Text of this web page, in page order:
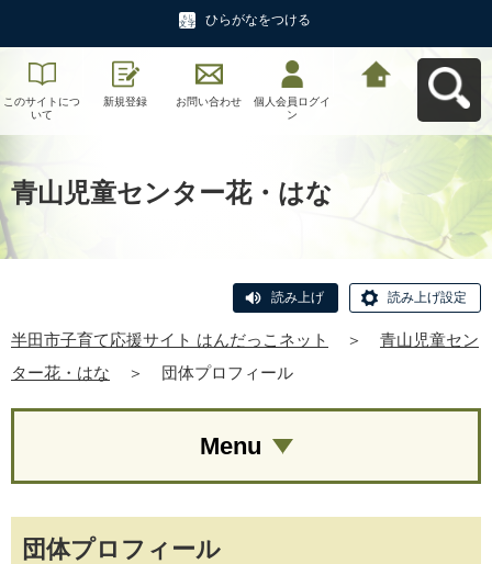
ひらがなをつける
このサイトにつ
いて
新規登録 お問い合わせ
個人会員ログイ
ン
青山児童センター花・はな
読み上げ 読み上げ設定
半田市子育て応援サイト はんだっこネット ＞
青山児童セン
ター花・はな
＞ 団体プロフィール
団体プロフィール
Menu